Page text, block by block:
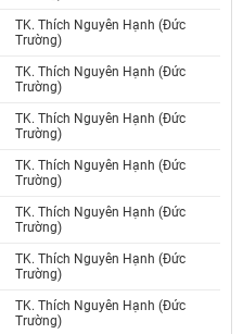
TK. Thích Nguyên Hạnh (Đức
Trường)
TK. Thích Nguyên Hạnh (Đức
Trường)
TK. Thích Nguyên Hạnh (Đức
Trường)
TK. Thích Nguyên Hạnh (Đức
Trường)
TK. Thích Nguyên Hạnh (Đức
Trường)
TK. Thích Nguyên Hạnh (Đức
Trường)
TK. Thích Nguyên Hạnh (Đức
Trường)